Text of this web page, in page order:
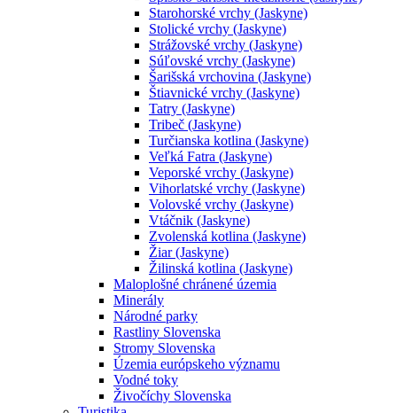
Starohorské vrchy (Jaskyne)
Stolické vrchy (Jaskyne)
Strážovské vrchy (Jaskyne)
Súľovské vrchy (Jaskyne)
Šarišská vrchovina (Jaskyne)
Štiavnické vrchy (Jaskyne)
Tatry (Jaskyne)
Tribeč (Jaskyne)
Turčianska kotlina (Jaskyne)
Veľká Fatra (Jaskyne)
Veporské vrchy (Jaskyne)
Vihorlatské vrchy (Jaskyne)
Volovské vrchy (Jaskyne)
Vtáčnik (Jaskyne)
Zvolenská kotlina (Jaskyne)
Žiar (Jaskyne)
Žilinská kotlina (Jaskyne)
Maloplošné chránené územia
Minerály
Národné parky
Rastliny Slovenska
Stromy Slovenska
Územia európskeho významu
Vodné toky
Živočíchy Slovenska